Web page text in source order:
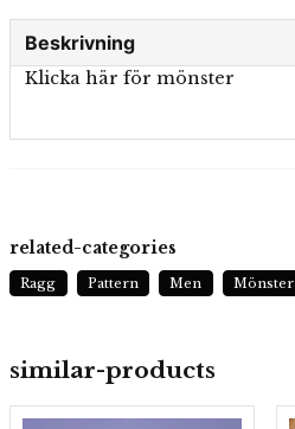
Beskrivning
Klicka här för mönster
similar-products
related-categories
Ragg Pattern Men Mönster